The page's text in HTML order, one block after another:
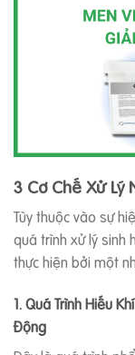
3 Cơ Chế Xử Lý
Tùy thuộc vào sự
quá trình xử lý sinh
thực hiện bởi một
1. Quá Trình Hiếu
Động